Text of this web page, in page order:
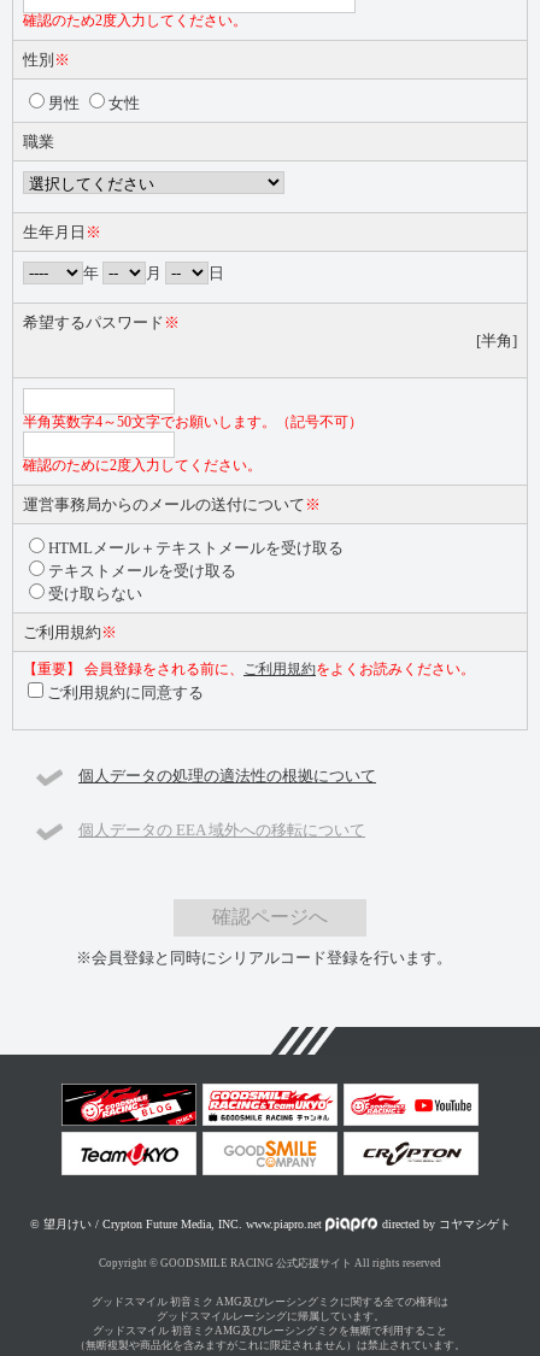
確認のため2度入力してください。
性別 ※
男性 女性
職業
生年月日 ※
年 月 日
希望するパスワード ※
[半角]
半角英数字4～50文字でお願いします。（記号不可）
確認のために2度入力してください。
運営事務局からのメールの送付について ※
HTMLメール＋テキストメールを受け取る
テキストメールを受け取る
受け取らない
ご利用規約 ※
【重要】 会員登録をされる前に、 ご利用規約をよくお読みください。
ご利用規約に同意する
個人データの処理の適法性の根拠について
個人データの EEA 域外への移転について
確認ページへ
※会員登録と同時にシリアルコード登録を行います。
© 望月けい / Crypton Future Media, INC. www.piapro.net directed by コヤマシゲト
Copyright © GOODSMILE RACING 公式応援サイト All rights reserved
グッドスマイル 初音ミク AMG及びレーシングミクに関する全ての権利は
グッドスマイルレーシングに帰属しています。
グッドスマイル 初音ミクAMG及びレーシングミクを無断で利用すること
（無断複製や商品化を含みますがこれに限定されません）は禁止されています。